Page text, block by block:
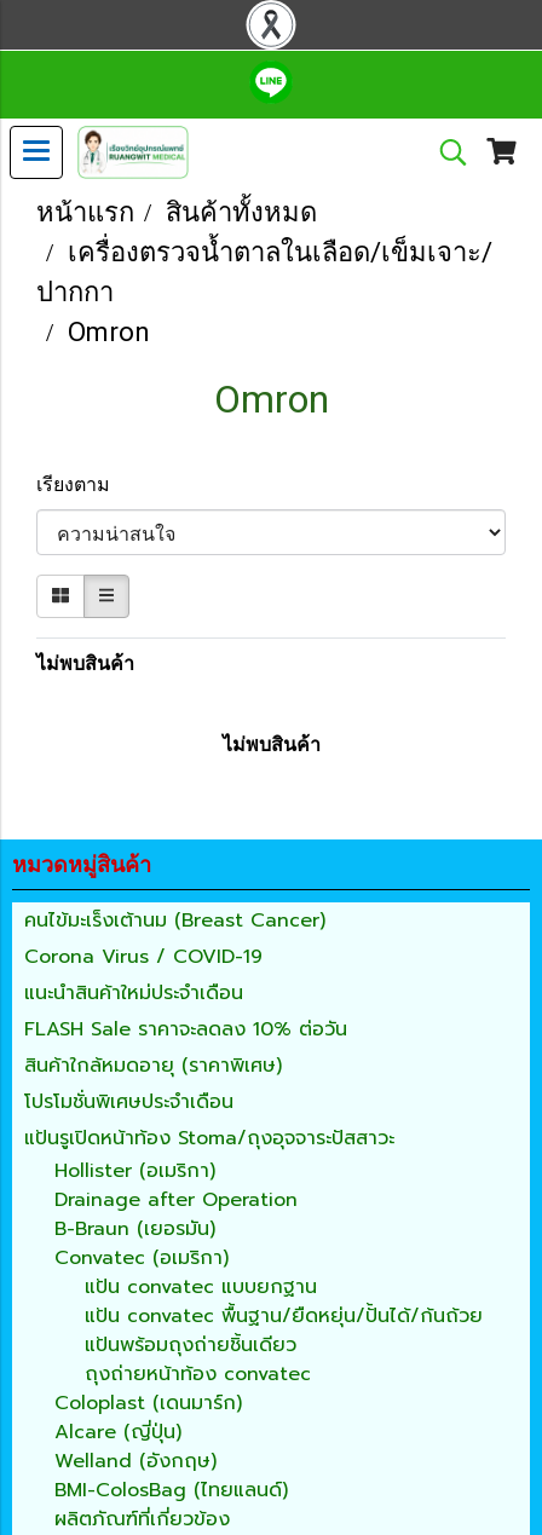
หน้าแรก
สินค้าทั้งหมด
เครื่องตรวจน้ำตาลในเลือด/เข็มเจาะ/
ปากกา
Omron
Omron
เรียงตาม
ไม่พบสินค้า
ไม่พบสินค้า
หมวดหมู่สินค้า
คนไข้มะเร็งเต้านม (Breast Cancer)
Corona Virus / COVID-19
แนะนำสินค้าใหม่ประจำเดือน
FLASH Sale ราคาจะลดลง 10% ต่อวัน
สินค้าใกล้หมดอายุ (ราคาพิเศษ)
โปรโมชั่นพิเศษประจำเดือน
แป้นรูเปิดหน้าท้อง Stoma/ถุงอุจจาระปัสสาวะ
Hollister (อเมริกา)
Drainage after Operation
B-Braun (เยอรมัน)
Convatec (อเมริกา)
แป้น convatec แบบยกฐาน
แป้น convatec พื้นฐาน/ยืดหยุ่น/ปั้นได้/ก้นถ้วย
แป้นพร้อมถุงถ่ายชิ้นเดียว
ถุงถ่ายหน้าท้อง convatec
Coloplast (เดนมาร์ก)
Alcare (ญี่ปุ่น)
Welland (อังกฤษ)
BMI-ColosBag (ไทยแลนด์)
ผลิตภัณฑ์ที่เกี่ยวข้อง